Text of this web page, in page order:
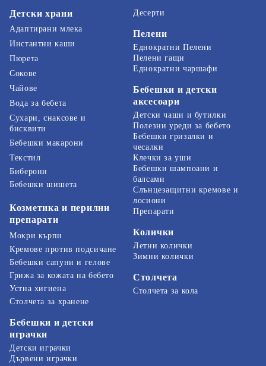
Детски храни
Адаптирани млека
Инстантни каши
Пюрета
Сокове
Чайове
Вода за бебета
Сухари, снаксове и
бисквити
Бебешки макарони
Десерти
Пелени
Еднократни Пелени
Пелени гащи
Еднократни чаршафи
Бебешки и детски
аксесоари
Детски чаши и бутилки
Полезни уреди за бебето
Бебешки гризалки и
чесалки
Текстил
Биберони
Бебешки шишета
Козметика и перилни
препарати
Мокри кърпи
Кремове против подсичане
Бебешки сапуни и гелове
Грижа за кожата на бебето
Устна хигиена
Клечки за уши
Бебешки шампоани и
балсами
Слънцезащитни кремове и
лосиони
Препарати
Колички
Летни колички
Зимни колички
Столчета
Столчета за кола
Столчета за хранене
Бебешки и детски
играчки
Детски играчки
Дървени играчки